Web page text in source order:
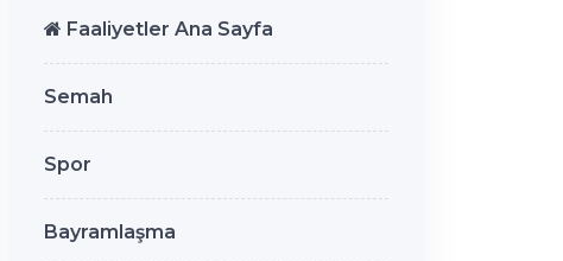
Faaliyetler Ana Sayfa
Semah
Spor
Bayramlaşma